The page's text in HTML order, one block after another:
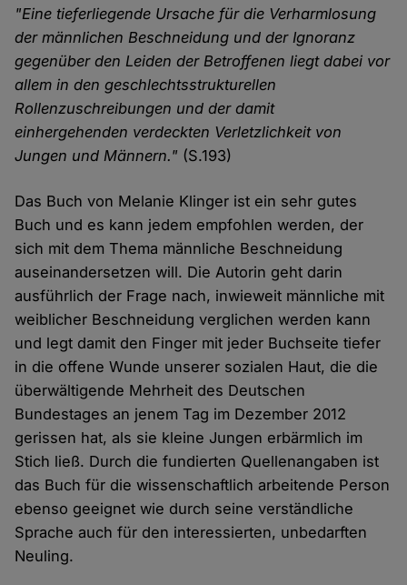
"Eine tieferliegende Ursache für die Verharmlosung
der männlichen Beschneidung und der Ignoranz
gegenüber den Leiden der Betroffenen liegt dabei vor
allem in den geschlechtsstrukturellen
Rollenzuschreibungen und der damit
einhergehenden verdeckten Verletzlichkeit von
Jungen und Männern." (S.193)
Das Buch von Melanie Klinger ist ein sehr gutes
Buch und es kann jedem empfohlen werden, der
sich mit dem Thema männliche Beschneidung
auseinandersetzen will. Die Autorin geht darin
ausführlich der Frage nach, inwieweit männliche mit
weiblicher Beschneidung verglichen werden kann
und legt damit den Finger mit jeder Buchseite tiefer
in die offene Wunde unserer sozialen Haut, die die
überwältigende Mehrheit des Deutschen
Bundestages an jenem Tag im Dezember 2012
gerissen hat, als sie kleine Jungen erbärmlich im
Stich ließ. Durch die fundierten Quellenangaben ist
das Buch für die wissenschaftlich arbeitende Person
ebenso geeignet wie durch seine verständliche
Sprache auch für den interessierten, unbedarften
Neuling.